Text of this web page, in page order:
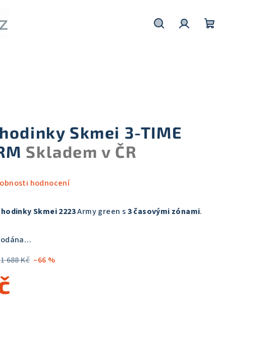
Skmei 3-TIME
Skladem v ČR
hodnocení
hodinky Skmei 2223Army green s3 časovými zónami.
1 688 Kč –66 %